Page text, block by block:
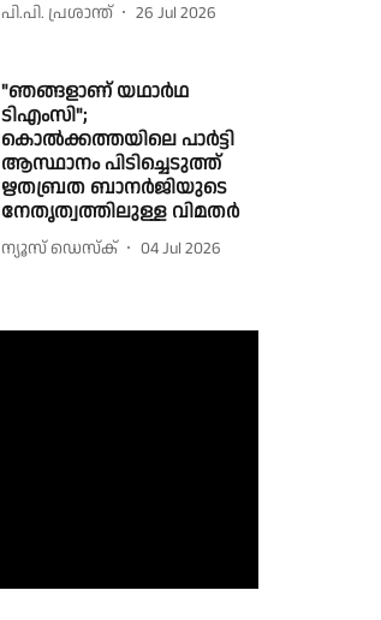
പി.പി. പ്രശാന്ത് 26 Jul 2026
"ഞങ്ങളാണ് യഥാർഥ
ടിഎംസി";
കൊൽക്കത്തയിലെ പാർട്ടി
ആസ്ഥാനം പിടിച്ചെടുത്ത്
ഋതബ്രത ബാനർജിയുടെ
നേതൃത്വത്തിലുള്ള വിമതർ
ന്യൂസ് ഡെസ്ക് 04 Jul 2026